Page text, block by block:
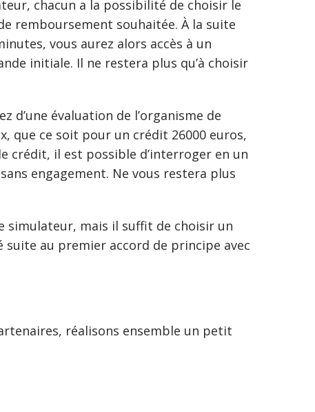
chacun a la possibilité de choisir le
remboursement souhaitée. À la suite
vous aurez alors accès à un
initiale. Il ne restera plus qu’à choisir
d’une évaluation de l’organisme de
que ce soit pour un crédit 26000 euros,
crédit, il est possible d’interroger en un
engagement. Ne vous restera plus
simulateur, mais il suffit de choisir un
au premier accord de principe avec
réalisons ensemble un petit